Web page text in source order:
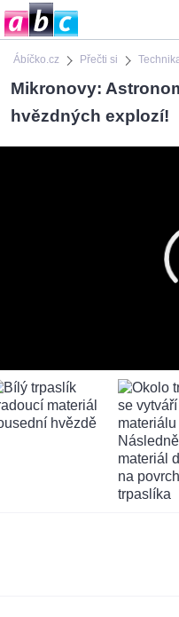
Ábíčko.cz Přečti si
Mikronovy:
hvězdných explozí!